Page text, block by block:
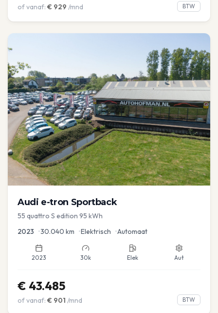
of vanaf: € 929 /mnd BTW
Audi e-tron Sportback
55 quattro S edition 95 kWh
2023 •30.040 km •Elektrisch •Automaat
2023 30k Elek Aut
€ 43.485
of vanaf: € 901 /mnd BTW